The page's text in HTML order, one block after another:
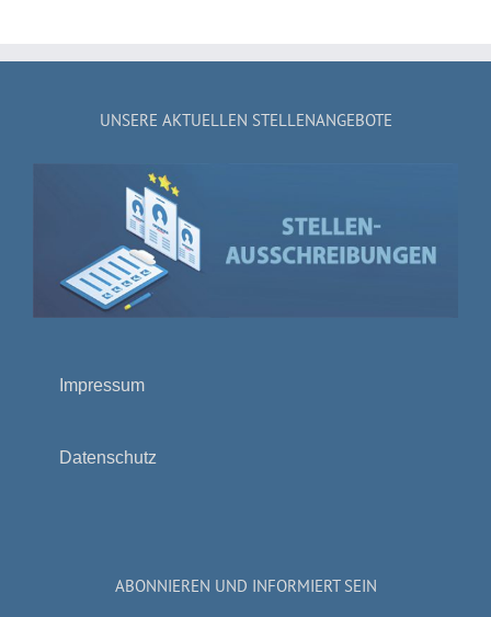
UNSERE AKTUELLEN STELLENANGEBOTE
Impressum
Datenschutz
ABONNIEREN UND INFORMIERT SEIN